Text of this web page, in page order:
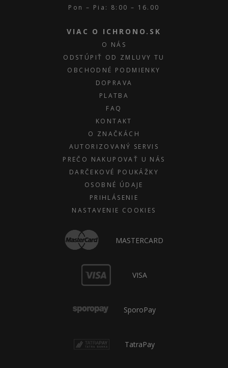
Pon – Pia: 8:00 – 16.00
VIAC O ICHRONO.SK
O NÁS
ODSTÚPIŤ OD ZMLUVY TU
OBCHODNÉ PODMIENKY
DOPRAVA
PLATBA
FAQ
KONTAKT
O ZNAČKÁCH
AUTORIZOVANÝ SERVIS
PREČO NAKUPOVAŤ U NÁS
DARČEKOVÉ POUKÁŽKY
OSOBNÉ ÚDAJE
PRIHLÁSENIE
NASTAVENIE COOKIES
MASTERCARD
VISA
SporoPay
TatraPay